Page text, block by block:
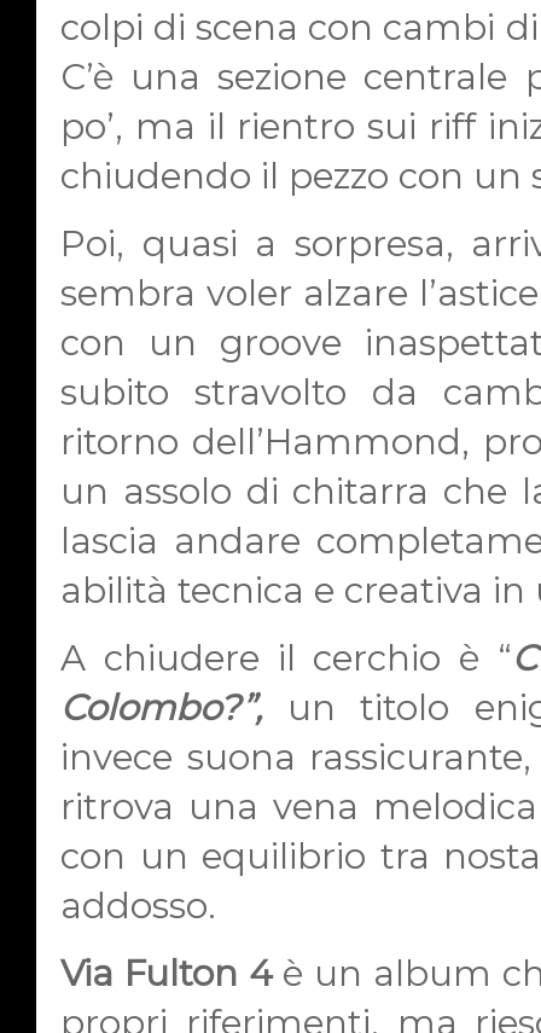
colpi di scena con cambi
C’è una sezione
po’, ma il rientro sui riff
chiudendo il pezzo con un
Poi, quasi a sorpresa,
sembra voler alzare
con un groove
subito stravolto da
ritorno dell’Hammond,
un assolo di chitarra che
lascia andare
abilità tecnica e creativa in
A chiudere il cerchio è “
Colombo?”,un titolo
invece suona
ritrova una vena
con un equilibrio tra
addosso.
Via Fulton 4 è un album
propri riferimenti, ma